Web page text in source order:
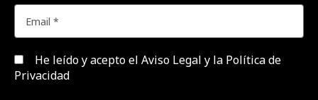
He leído y acepto el Aviso Legal y la Política de
Privacidad